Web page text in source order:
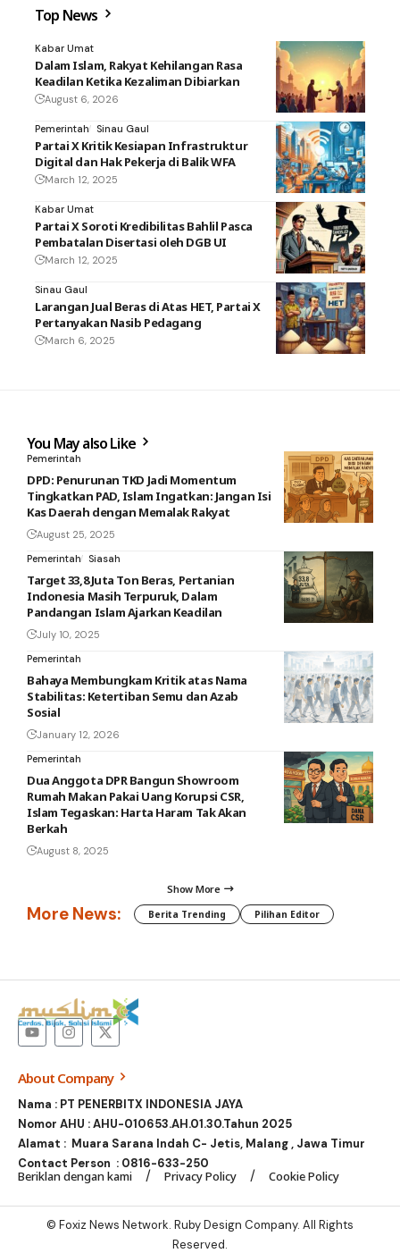
Top News
Kabar Umat
Dalam Islam, Rakyat Kehilangan Rasa
Keadilan Ketika Kezaliman Dibiarkan
August 6, 2026
Pemerintah Sinau Gaul
Partai X Kritik Kesiapan Infrastruktur
Digital dan Hak Pekerja di Balik WFA
March 12, 2025
Kabar Umat
Partai X Soroti Kredibilitas Bahlil Pasca
Pembatalan Disertasi oleh DGB UI
March 12, 2025
Sinau Gaul
Larangan Jual Beras di Atas HET, Partai X
Pertanyakan Nasib Pedagang
March 6, 2025
You May also Like
Pemerintah
DPD: Penurunan TKD Jadi Momentum
Tingkatkan PAD, Islam Ingatkan: Jangan Isi
Kas Daerah dengan Memalak Rakyat
August 25, 2025
Pemerintah
Siasah
Target 33,8 Juta Ton Beras, Pertanian
Indonesia Masih Terpuruk, Dalam
Pandangan Islam Ajarkan Keadilan
July 10, 2025
Pemerintah
Bahaya Membungkam Kritik atas Nama
Stabilitas: Ketertiban Semu dan Azab
Sosial
January 12, 2026
Pemerintah
Dua Anggota DPR Bangun Showroom
Rumah Makan Pakai Uang Korupsi CSR,
Islam Tegaskan: Harta Haram Tak Akan
Berkah
August 8, 2025
Show More
More News: Berita Trending Pilihan Editor
About Company
Nama : PT PENERBITX INDONESIA JAYA
Nomor AHU : AHU-010653.AH.01.30.Tahun 2025
Alamat : Muara Sarana Indah C- Jetis, Malang , Jawa Timur
Contact Person : 0816-633-250
Beriklan dengan kami Privacy Policy Cookie Policy
© Foxiz News Network. Ruby Design Company. All Rights
Reserved.